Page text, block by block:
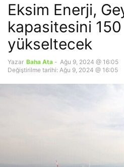
Eksim Enerji,
kapasitesini 150
yükseltecek
Yazar Baha Ata - Ağu 9, 2024 @ 16:05
Değiştirilme tarihi: Ağu 9, 2024 @ 16:05